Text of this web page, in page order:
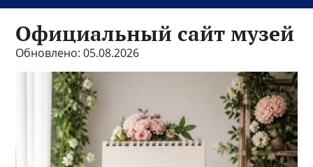
Официальный сайт музей
Обновлено: 05.08.2026